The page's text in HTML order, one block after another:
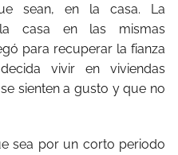
sean, en la casa. La
casa en las mismas
para recuperar la fianza
vivir en viviendas
sienten a gusto y que no
sea por un corto periodo